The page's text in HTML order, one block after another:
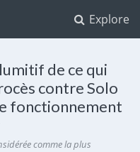
Explore
de ce qui
contre Solo
fonctionnement
comme la plus